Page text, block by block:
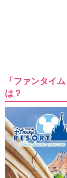
「ファンタイ
は？